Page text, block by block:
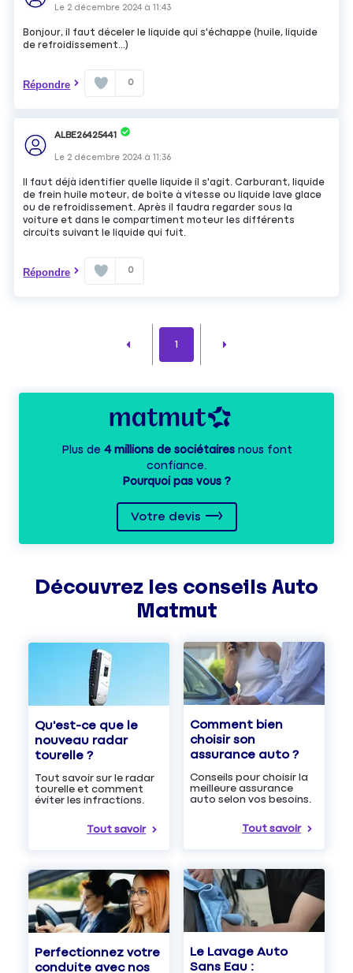
Le 2 décembre 2024 à11:43
Bonjour, il faut déceler le liquide qui s'échappe (huile, liquide
de refroidissement...)
Répondre 0
ALBE26425441
Le 2 décembre 2024 à11:36
Il faut déjà identifier quelle liquide il s'agit. Carburant, liquide
de frein huile moteur, de boîte à vitesse ou liquide lave glace
ou de refroidissement. Après il faudra regarder sous la
voiture et dans le compartiment moteur les différents
circuits suivant le liquide qui fuit.
Répondre 0
1
Plus de 4 millions de sociétairesnous font
confiance.
Pourquoi pas vous ?
Votre devis
Découvrez les conseils Auto
Matmut
Qu'est-ce que le
nouveau radar
tourelle ?
Tout savoir sur le radar
tourelle et comment
éviter les infractions.
Tout savoir
Comment bien
choisir son
assurance auto ?
Conseils pour choisir la
meilleure assurance
auto selon vos besoins.
Tout savoir
Perfectionnez votre
conduite avec nos
Le Lavage Auto
Sans Eau :